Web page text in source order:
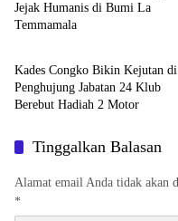
Jejak Humanis di Bumi La
Temmamala
Metro
Kades Congko Bikin Kejutan di
Penghujung Jabatan 24 Klub
Berebut Hadiah 2 Motor
Tinggalkan Balasan
Alamat email Anda tidak akan
*